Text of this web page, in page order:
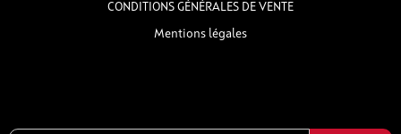
CONDITIONS GÉNÉRALES DE VENTE
Mentions légales